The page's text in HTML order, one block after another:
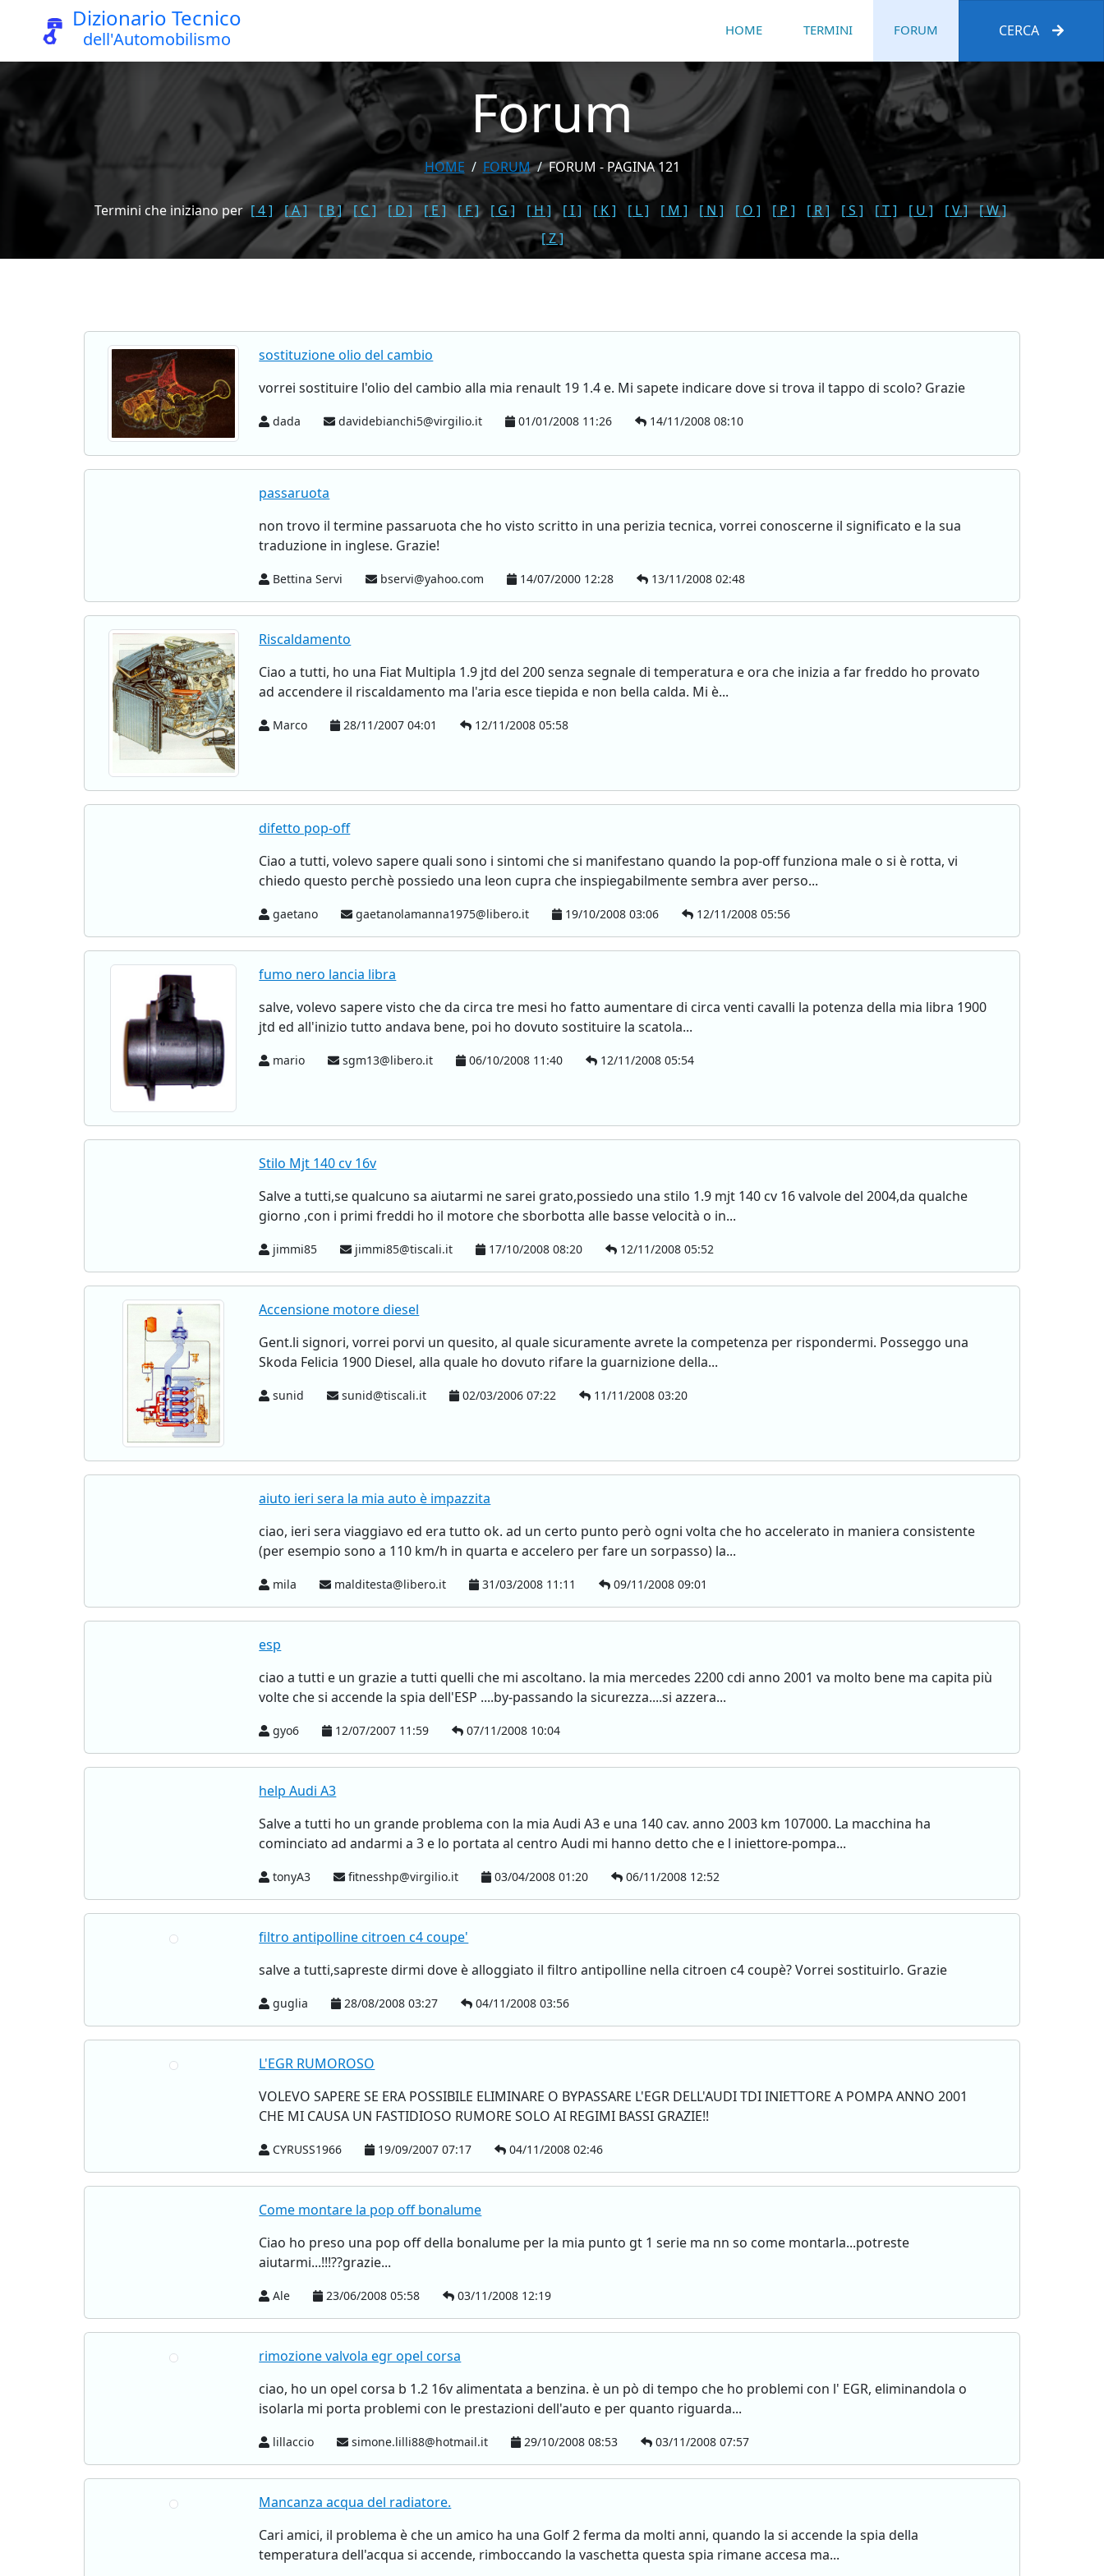
Dizionario Tecnico
dell'Automobilismo HOME TERMINI FORUM CERCA
Forum
HOME FORUM FORUM - PAGINA 121
Termini che iniziano per [ 4 ] [ A ] [ B ] [ C ] [ D ] [ E ] [ F ] [ G ] [ H ] [ I ] [ K ] [ L ] [ M ] [ N ] [ O ] [ P ] [ R ] [ S ] [ T ] [ U ] [ V ]
[ W ]
[ Z ]
sostituzione olio del cambio
vorrei sostituire l'olio del cambio alla mia renault 19 1.4 e. Mi sapete indicare dove si trova il tappo di scolo? Grazie
dada davidebianchi5@virgilio.it 01/01/2008 11:26 14/11/2008 08:10
passaruota
non trovo il termine passaruota che ho visto scritto in una perizia tecnica, vorrei conoscerne il significato e la sua
traduzione in inglese. Grazie!
Bettina Servi bservi@yahoo.com 14/07/2000 12:28 13/11/2008 02:48
Riscaldamento
Ciao a tutti, ho una Fiat Multipla 1.9 jtd del 200 senza segnale di temperatura e ora che inizia a far freddo ho provato
ad accendere il riscaldamento ma l'aria esce tiepida e non bella calda. Mi è...
Marco 28/11/2007 04:01 12/11/2008 05:58
difetto pop-off
Ciao a tutti, volevo sapere quali sono i sintomi che si manifestano quando la pop-off funziona male o si è rotta, vi
chiedo questo perchè possiedo una leon cupra che inspiegabilmente sembra aver perso...
gaetano gaetanolamanna1975@libero.it 19/10/2008 03:06 12/11/2008 05:56
fumo nero lancia libra
salve, volevo sapere visto che da circa tre mesi ho fatto aumentare di circa venti cavalli la potenza della mia libra 1900
jtd ed all'inizio tutto andava bene, poi ho dovuto sostituire la scatola...
mario sgm13@libero.it 06/10/2008 11:40 12/11/2008 05:54
Stilo Mjt 140 cv 16v
Salve a tutti,se qualcuno sa aiutarmi ne sarei grato,possiedo una stilo 1.9 mjt 140 cv 16 valvole del 2004,da qualche
giorno ,con i primi freddi ho il motore che sborbotta alle basse velocità o in...
jimmi85 jimmi85@tiscali.it 17/10/2008 08:20 12/11/2008 05:52
Accensione motore diesel
Gent.li signori, vorrei porvi un quesito, al quale sicuramente avrete la competenza per rispondermi. Posseggo una
Skoda Felicia 1900 Diesel, alla quale ho dovuto rifare la guarnizione della...
sunid sunid@tiscali.it 02/03/2006 07:22 11/11/2008 03:20
aiuto ieri sera la mia auto è impazzita
ciao, ieri sera viaggiavo ed era tutto ok. ad un certo punto però ogni volta che ho accelerato in maniera consistente
(per esempio sono a 110 km/h in quarta e accelero per fare un sorpasso) la...
mila malditesta@libero.it 31/03/2008 11:11 09/11/2008 09:01
esp
ciao a tutti e un grazie a tutti quelli che mi ascoltano. la mia mercedes 2200 cdi anno 2001 va molto bene ma capita più
volte che si accende la spia dell'ESP ....by-passando la sicurezza....si azzera...
gyo6 12/07/2007 11:59 07/11/2008 10:04
help Audi A3
Salve a tutti ho un grande problema con la mia Audi A3 e una 140 cav. anno 2003 km 107000. La macchina ha
cominciato ad andarmi a 3 e lo portata al centro Audi mi hanno detto che e l iniettore-pompa...
tonyA3 fitnesshp@virgilio.it 03/04/2008 01:20 06/11/2008 12:52
filtro antipolline citroen c4 coupe'
salve a tutti,sapreste dirmi dove è alloggiato il filtro antipolline nella citroen c4 coupè? Vorrei sostituirlo. Grazie
guglia 28/08/2008 03:27 04/11/2008 03:56
L'EGR RUMOROSO
VOLEVO SAPERE SE ERA POSSIBILE ELIMINARE O BYPASSARE L'EGR DELL'AUDI TDI INIETTORE A POMPA ANNO 2001
CHE MI CAUSA UN FASTIDIOSO RUMORE SOLO AI REGIMI BASSI GRAZIE!!
CYRUSS1966 19/09/2007 07:17 04/11/2008 02:46
Come montare la pop off bonalume
Ciao ho preso una pop off della bonalume per la mia punto gt 1 serie ma nn so come montarla...potreste
aiutarmi...!!!??grazie...
Ale 23/06/2008 05:58 03/11/2008 12:19
rimozione valvola egr opel corsa
ciao, ho un opel corsa b 1.2 16v alimentata a benzina. è un pò di tempo che ho problemi con l' EGR, eliminandola o
isolarla mi porta problemi con le prestazioni dell'auto e per quanto riguarda...
lillaccio simone.lilli88@hotmail.it 29/10/2008 08:53 03/11/2008 07:57
Mancanza acqua del radiatore.
Cari amici, il problema è che un amico ha una Golf 2 ferma da molti anni, quando la si accende la spia della
temperatura dell'acqua si accende, rimboccando la vaschetta questa spia rimane accesa ma...